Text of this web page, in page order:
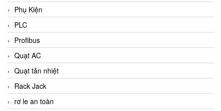
Phụ Kiện
PLC
Profibus
Quạt AC
Quạt tản nhiệt
Rack Jack
rơ le an toàn